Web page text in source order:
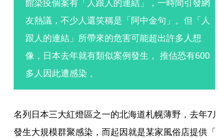
館染疫個案有「人跟人的連結」，一時間引發網
友熱議，不少人還笑稱是「阿中金句」。但「人
跟人的連結」所帶來的危害可能超出許多人想
像，日本去年就有類似案例發生， 推估恐有600
多人因此遭感染 。
名列日本三大紅燈區之一的北海道札幌薄野，去年7
發生大規模群聚感染，而起因就是某家風俗店提供「